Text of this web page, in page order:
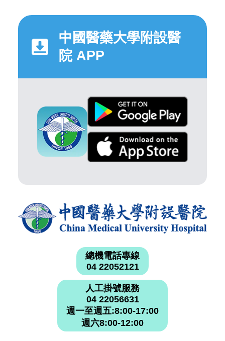
中國醫藥大學附設醫
院 APP
總機電話專線
04 22052121
人工掛號服務
04 22056631
週一至週五:8:00-17:00
週六8:00-12:00